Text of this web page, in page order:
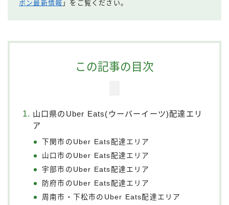
ポン最新情報 」をご覧ください。
この記事の目次
山口県のUber Eats(ウーバーイーツ)配達エリ
ア
下関市のUber Eats配達エリア
山口市のUber Eats配達エリア
宇部市のUber Eats配達エリア
防府市のUber Eats配達エリア
周南市・下松市のUber Eats配達エリア